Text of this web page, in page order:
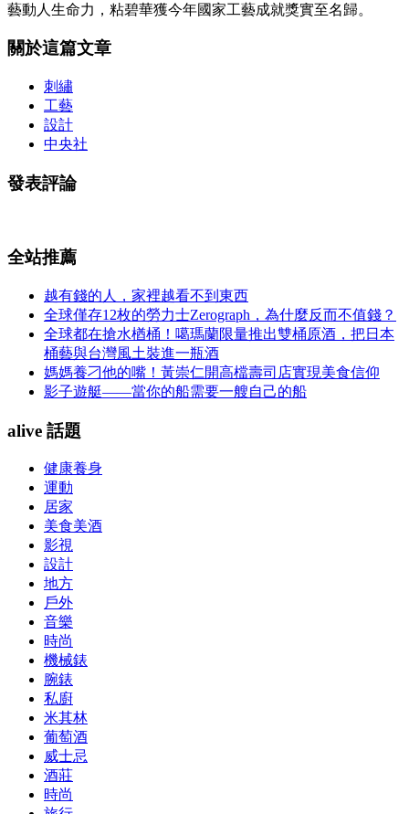
藝動人生命力，粘碧華獲今年國家工藝成就獎實至名歸。
關於這篇文章
刺繡
工藝
設計
中央社
發表評論
全站推薦
越有錢的人，家裡越看不到東西
全球僅存12枚的勞力士Zerograph，為什麼反而不值錢？
全球都在搶水楢桶！噶瑪蘭限量推出雙桶原酒，把日本
桶藝與台灣風土裝進一瓶酒
媽媽養刁他的嘴！黃崇仁開高檔壽司店實現美食信仰
影子遊艇——當你的船需要一艘自己的船
alive 話題
健康養身
運動
居家
美食美酒
影視
設計
地方
戶外
音樂
時尚
機械錶
腕錶
私廚
米其林
葡萄酒
威士忌
酒莊
時尚